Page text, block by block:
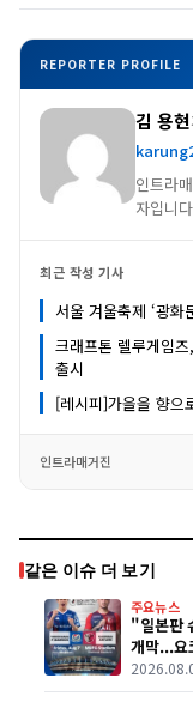
REPORTER PROFILE
김 용현
인트라
자입니
최근 작성 기사
서울 겨울축제 ‘광화
크래프톤 렐루게임
출시
[레시피]가을을 향으
인트라매거진
같은 이슈 더 보기
주요뉴스
"일본판
개막...요